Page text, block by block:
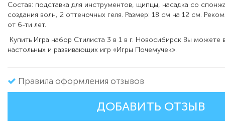
Состав: подставка для инструментов, щипцы, насадка со
создания волн, 2 оттеночных геля. Размер: 18 см на 12 см.
от 6-ти лет.
Купить Игра набор Стилиста 3 в 1 в г. Новосибирск Вы можете
настольных и развивающих игр «Игры Почемучек».
Правила оформления отзывов
ДОБАВИТЬ ОТЗЫВ